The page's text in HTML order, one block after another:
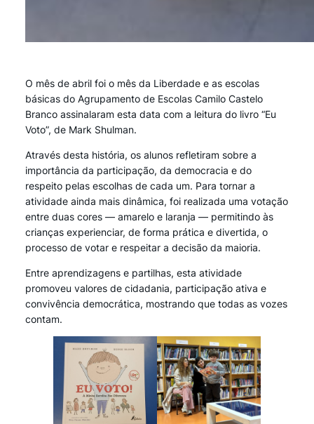
O mês de abril foi o mês da Liberdade e as escolas
básicas do Agrupamento de Escolas Camilo Castelo
Branco assinalaram esta data com a leitura do livro “Eu
Voto”, de Mark Shulman.
Através desta história, os alunos refletiram sobre a
importância da participação, da democracia e do
respeito pelas escolhas de cada um. Para tornar a
atividade ainda mais dinâmica, foi realizada uma votação
entre duas cores — amarelo e laranja — permitindo às
crianças experienciar, de forma prática e divertida, o
processo de votar e respeitar a decisão da maioria.
Entre aprendizagens e partilhas, esta atividade
promoveu valores de cidadania, participação ativa e
convivência democrática, mostrando que todas as vozes
contam.